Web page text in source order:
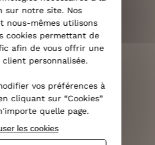
RAPIDE
DÈS 70€
SOUS 14 JOURS
LES CONDITIONS)
sur notre site. Nos
nous-mêmes utilisons
cookies permettant de
afin de vous offrir une
client personnalisée.
vos préférences à
cliquant sur “Cookies”
quelle page.
les cookies